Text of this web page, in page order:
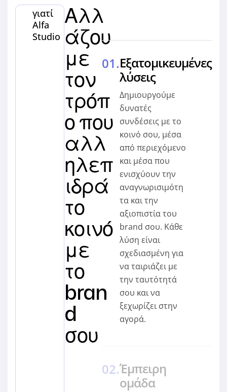
γιατί
Alfa
Studio
Αλλ
άζου
με
τον
τρόπ
ο που
αλλ
ηλεπ
ιδρά
το
κοινό
με
το
bran
d
σου
Εξατομικευμένες
λύσεις
Δημιουργούμε
δυνατές
συνδέσεις με το
κοινό σου, μέσα
από περιεχόμενο
και μέσα που
ενισχύουν την
αναγνωρισιμότη
τα και την
αξιοπιστία του
brand σου. Κάθε
λύση είναι
σχεδιασμένη για
να ταιριάζει με
την ταυτότητά
σου και να
ξεχωρίζει στην
αγορά.
Έμπειρη
ομάδα